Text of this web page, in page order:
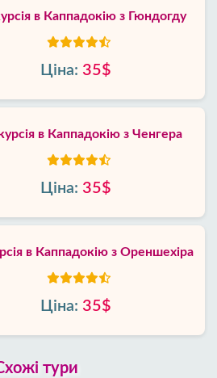
в Каппадокію з Гюндогду
Ціна: 35$
в Каппадокію з Ченгера
Ціна: 35$
в Каппадокію з Ореншехіра
Ціна: 35$
тури